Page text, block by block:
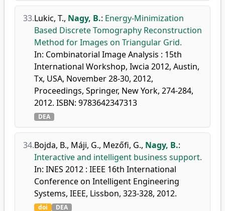
33.Lukic, T., Nagy, B.: Energy-Minimization
Based Discrete Tomography Reconstruction
Method for Images on Triangular Grid.
In: Combinatorial Image Analysis : 15th
International Workshop, Iwcia 2012, Austin,
Tx, USA, November 28-30, 2012,
Proceedings, Springer, New York, 274-284,
2012. ISBN: 9783642347313
DEA
34.Bojda, B., Máji, G., Mezőfi, G., Nagy, B.:
Interactive and intelligent business support.
In: INES 2012 : IEEE 16th International
Conference on Intelligent Engineering
Systems, IEEE, Lissbon, 323-328, 2012.
doi DEA